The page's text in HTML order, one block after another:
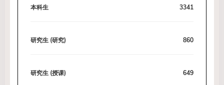
本科生 3341
研究生 (研究) 860
研究生 (授课) 649